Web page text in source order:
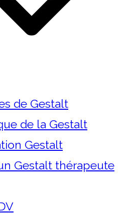
de Gestalt
de la Gestalt
Gestalt
Gestalt thérapeute